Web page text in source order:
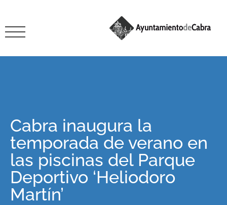
Cabra inaugura la
temporada de verano en
las piscinas del Parque
Deportivo ‘Heliodoro
Martín’